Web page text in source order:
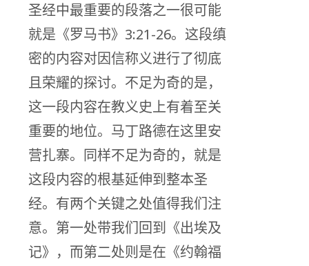
圣经中最重要的段落之一很可能
就是《罗马书》3:21-26。这段缜
密的内容对因信称义进行了彻底
且荣耀的探讨。不足为奇的是，
这一段内容在教义史上有着至关
重要的地位。马丁路德在这里安
营扎寨。同样不足为奇的，就是
这段内容的根基延伸到整本圣
经。有两个关键之处值得我们注
意。第一处带我们回到《出埃及
记》，而第二处则是在《约翰福